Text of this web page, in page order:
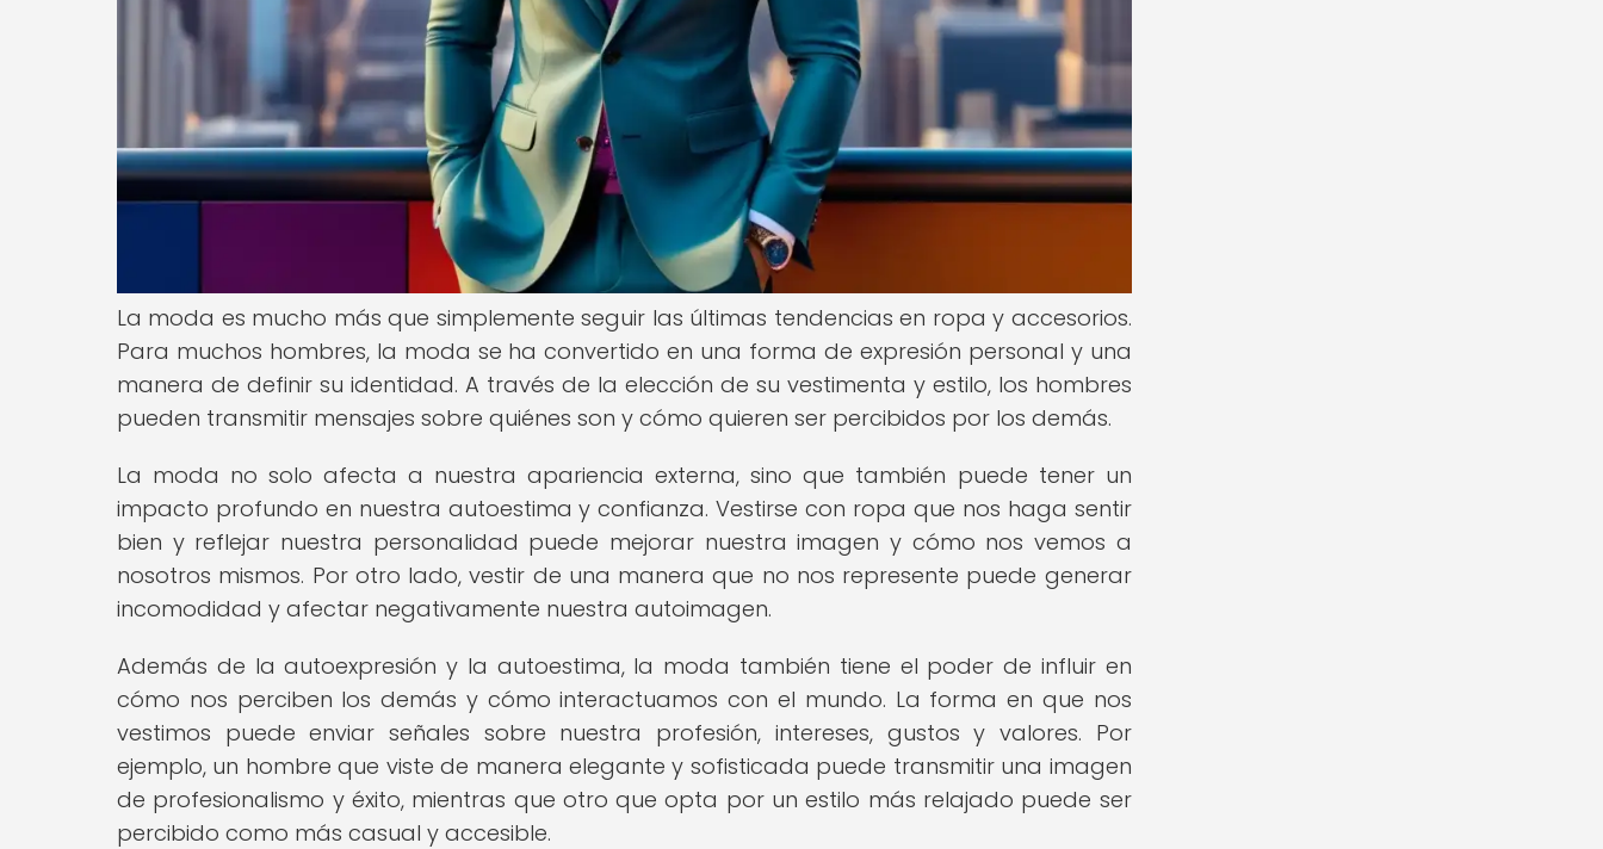
La moda es mucho más que simplemente seguir las últimas tendencias en ropa y accesorios.
Para muchos hombres, la moda se ha convertido en una forma de expresión personal y una
manera de definir su identidad. A través de la elección de su vestimenta y estilo, los hombres
pueden transmitir mensajes sobre quiénes son y cómo quieren ser percibidos por los demás.
La moda no solo afecta a nuestra apariencia externa, sino que también puede tener un
impacto profundo en nuestra autoestima y confianza. Vestirse con ropa que nos haga sentir
bien y reflejar nuestra personalidad puede mejorar nuestra imagen y cómo nos vemos a
nosotros mismos. Por otro lado, vestir de una manera que no nos represente puede generar
incomodidad y afectar negativamente nuestra autoimagen.
Además de la autoexpresión y la autoestima, la moda también tiene el poder de influir en
cómo nos perciben los demás y cómo interactuamos con el mundo. La forma en que nos
vestimos puede enviar señales sobre nuestra profesión, intereses, gustos y valores. Por
ejemplo, un hombre que viste de manera elegante y sofisticada puede transmitir una imagen
de profesionalismo y éxito, mientras que otro que opta por un estilo más relajado puede ser
percibido como más casual y accesible.